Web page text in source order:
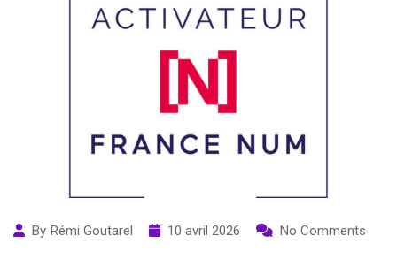
By Rémi Goutarel 10 avril 2026 No Comments